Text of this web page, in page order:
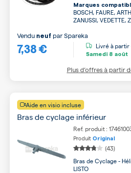
Marques
BOSCH, FAURE,
ZANUSSI, VEDETTE,
7,38 €
Vendu neuf parSpareka
Livré à partir
Samedi 8 août
Plus d’offres à partir
Aide en visio incluse
Bras de cyclage inférieur
Ref. produit :
Produit Original
(43)
Bras de Cyclage -
LISTO